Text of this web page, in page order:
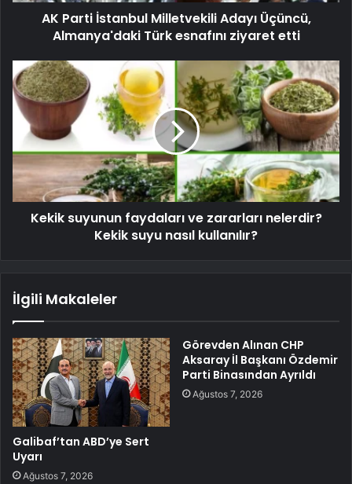
AK Parti İstanbul Milletvekili Adayı Üçüncü,
Almanya'daki Türk esnafını ziyaret etti
Kekik suyunun faydaları ve zararları nelerdir?
Kekik suyu nasıl kullanılır?
İlgili Makaleler
Galibaf’tan ABD’ye Sert
Uyarı
Ağustos 7, 2026
Görevden Alınan CHP
Aksaray İl Başkanı Özdemir
Parti Binasından Ayrıldı
Ağustos 7, 2026